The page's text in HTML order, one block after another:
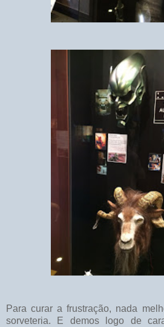
Para curar a frustração, nada
sorveteria. E demos logo de